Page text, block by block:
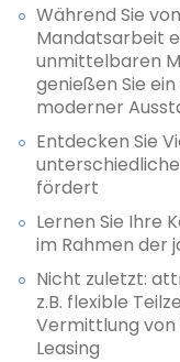
Während Sie
Mandatsarbeit
unmittelbaren
genießen Sie
moderner
Entdecken Sie
fördert
Lernen Sie Ihre
im Rahmen der
Nicht zuletzt:
z.B. flexible
Vermittlung von
Leasing